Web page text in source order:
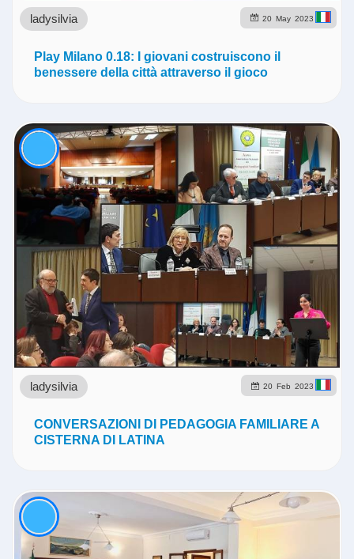
20 May 2023
ladysilvia
Play Milano 0.18: I giovani costruiscono il
benessere della città attraverso il gioco
20 Feb 2023
ladysilvia
CONVERSAZIONI DI PEDAGOGIA FAMILIARE A
CISTERNA DI LATINA